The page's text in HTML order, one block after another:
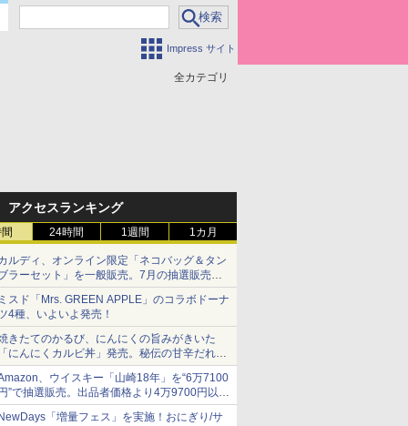
Impress サイト
全カテゴリ
アクセスランキング
24時間 1週間 1カ月
ルディ、オンライン限定「ネコバッグ＆タン
ラーセット」を一般販売。7月の抽選販売の
選無効分
スド「Mrs. GREEN APPLE」のコラボドーナ
4種、いよいよ発売！
きたてのかるび、にんにくの旨みがきいた
にんにくカルビ丼」発売。秘伝の甘辛だれを
めた「豚カルビ丼」も復活
、ウイスキー「山崎18年」を“6万7100
”で抽選販売。出品者価格より4万9700円以上
得
「増量フェス」を実施！おにぎり/サ